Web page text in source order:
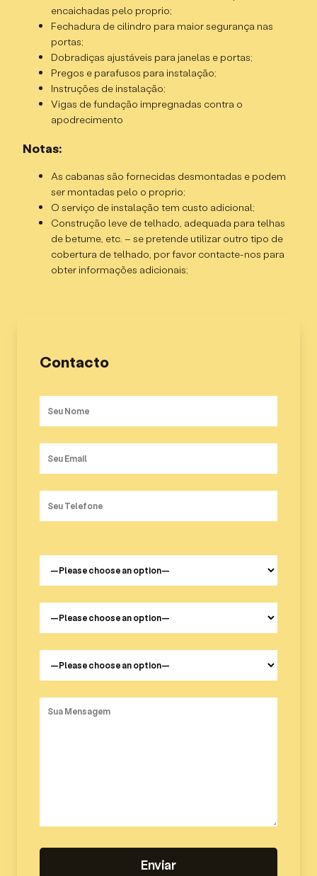
Altura da parede – 2,23m;
Dimensões externas – 11x6m;
Tamanho da base – 10,8 x 5,8m;
Área interna – 54,84m²;
Área do telhado – 82,87m²;
Divisória interna de acordo com o plano + 4 portas
internas;
Porta de entrada única, meio vidrada, abrindo para
4 janelas duplas, abrindo para fora;
2 janelas pequenas (na fachada frontal);
Vidro duplo, junta de borracha para estanqueidade à
água;
Beiral do telhado frontal – 1,21m;
Área interna – 54,84m²:
Sala de estar – 21,39m²;
WC – 4,15m²;
encaichadas pelo proprio;
Fechadura de cilindro para maior segurança nas
portas;
Dobradiças ajustáveis para janelas e portas;
Pregos e parafusos para instalação;
Instruções de instalação;
Vigas de fundação impregnadas contra o
apodrecimento
Notas:
As cabanas são fornecidas desmontadas e podem
ser montadas pelo o proprio;
O serviço de instalação tem custo adicional;
Construção leve de telhado, adequada para telhas
de betume, etc. – se pretende utilizar outro tipo de
cobertura de telhado, por favor contacte-nos para
obter informações adicionais;
Contacto